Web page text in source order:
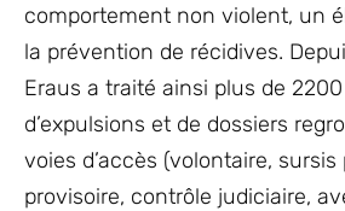
comportement non violent, un
la prévention de récidives.
Eraus a traité ainsi plus de
d’expulsions et de dossiers
voies d’accès (volontaire,
provisoire, contrôle judiciaire,